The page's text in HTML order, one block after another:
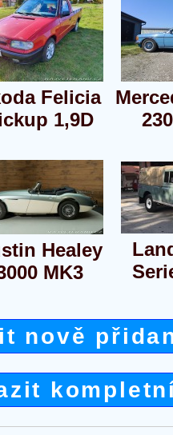
Felicia
1,9D
Healey
MK3
nově